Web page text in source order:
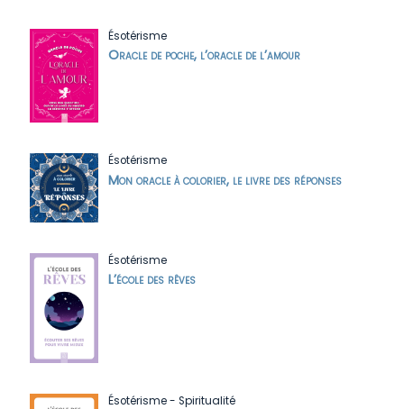
Ésotérisme
Oracle de poche, l’oracle de l’amour
Ésotérisme
Mon oracle à colorier, le livre des réponses
Ésotérisme
L’école des rêves
Ésotérisme- Spiritualité